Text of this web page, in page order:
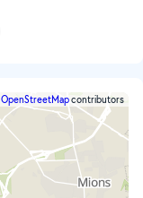
OpenStreetMapcontributors